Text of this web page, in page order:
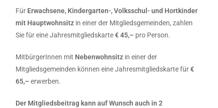
Für Erwachsene, Kindergarten-, Volksschul- und Hortkinder
mit Hauptwohnsitz in einer der Mitgliedsgemeinden, zahlen
Sie für eine Jahresmitgliedskarte€ 45,– pro Person.
MitbürgerInnen mit Nebenwohnsitz in einer der
Mitgliedsgemeinden können eine Jahresmitgliedskarte für€
65,– erwerben.
Der Mitgliedsbeitrag kann auf Wunsch auch in 2